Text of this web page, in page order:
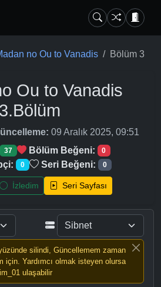
no Ou to Vanadis Bölüm 3
Ou to Vanadis
3.Bölüm
09 Aralık 2025, 09:51
37 Bölüm Beğeni: 0
0 Seri Beğeni: 0
İzledim Seri Sayfası
silindi, Güncellemem zaman
için. Yardımcı olmak isteyen olursa
ulaşabilir